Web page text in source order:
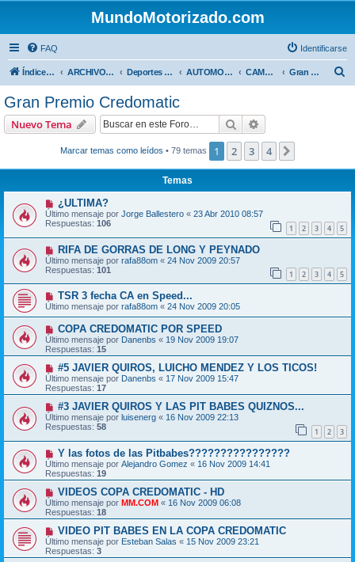
MundoMotorizado.com
FAQ Identificarse
Índice general ARCHIVO HASTA 2018 Deportes Internacionales AUTOMOVILISMO DE CENTROAMERICA CAMPEONATO CENTROAMERICANO 2009 Gran Premio Credomatic
Gran Premio Credomatic
Nuevo Tema Buscar
Marcar temas como leídos • 79 temas 1 2 3 4
Temas
¿ULTIMA?
Último mensaje por Jorge Ballestero « 23 Abr 2010 08:57
Respuestas: 106 1 2 3 4 5
RIFA DE GORRAS DE LONG Y PEYNADO
Último mensaje por rafa88om « 24 Nov 2009 20:57
Respuestas: 101 1 2 3 4 5
TSR 3 fecha CA en Speed...
Último mensaje por rafa88om « 24 Nov 2009 20:05
COPA CREDOMATIC POR SPEED
Último mensaje por Danenbs « 19 Nov 2009 19:07
Respuestas: 15
#5 JAVIER QUIROS, LUICHO MENDEZ Y LOS TICOS!
Último mensaje por Danenbs « 17 Nov 2009 15:47
Respuestas: 17
#3 JAVIER QUIROS Y LAS PIT BABES QUIZNOS...
Último mensaje por luisenerg « 16 Nov 2009 22:13
Respuestas: 58 1 2 3
Y las fotos de las Pitbabes????????????????
Último mensaje por Alejandro Gomez « 16 Nov 2009 14:41
Respuestas: 19
VIDEOS COPA CREDOMATIC - HD
Último mensaje por MM.COM « 16 Nov 2009 06:08
Respuestas: 18
VIDEO PIT BABES EN LA COPA CREDOMATIC
Último mensaje por Esteban Salas « 15 Nov 2009 23:21
Respuestas: 3